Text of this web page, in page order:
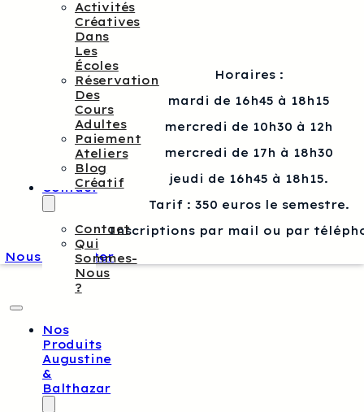
Activités
Créatives
Dans
Les
Écoles
Réservation
Des
Cours
Adultes
Paiement
Ateliers
Blog
Créatif
Contact
Contact
Qui
Sommes-
Nous
?
Nos
Produits
Augustine
&
Balthazar
Horaires :
mardi de 16h45 à 18h15
mercredi de 10h30 à 12h
mercredi de 17h à 18h30
jeudi de 16h45 à 18h15.
Tarif : 350 euros le semestre.
Inscriptions par mail ou par
Nous contacter